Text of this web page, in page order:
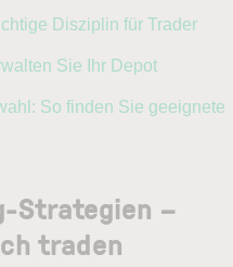
Disziplin für Trader
Sie Ihr Depot
So finden Sie geeignete
Strategien –
traden